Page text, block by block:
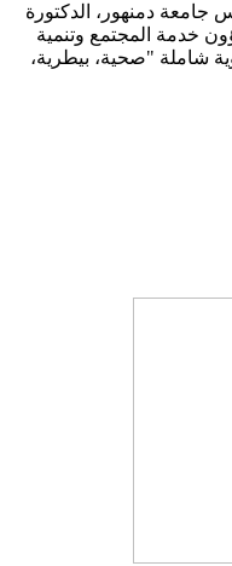
جامعة دمنهور، الدكتورة
خدمة المجتمع وتنمية
شاملة "صحية، بيطرية،